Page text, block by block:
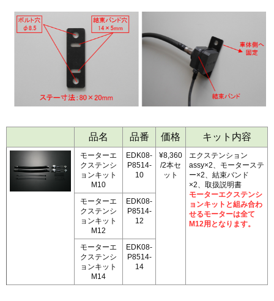
品名 品番 価格 キット内容
モーターエ
クステンシ
ョンキット
M10
EDK08-
P8514-
10
¥8,360
/2本セ
ット
エクステンション
assy×2、モーターステ
ー×2、結束バンド
×2、取扱説明書
モーターエクステンシ
ョンキットと組み合わ
せるモーターは全て
M12用となります。
モーターエ
クステンシ
ョンキット
M12
EDK08-
P8514-
12
モーターエ
クステンシ
ョンキット
M14
EDK08-
P8514-
14